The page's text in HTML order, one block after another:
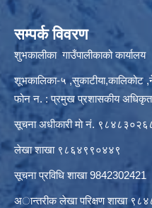
सम्पर्क विवरण
शुभकालीका गाउँपालीकाको कार्यालय
शूभकालिका-५ ,सुकाटीया,कालिकोट
फोन न. : प्रमुख प्रशासकीय
सूचना अधीकारी माे नं.
लेखा शाखा ९८६४९९०४४९
सूचना प्रविधि शाखा 9842302421
अान्तरीक लेखा परिक्षण शाखा